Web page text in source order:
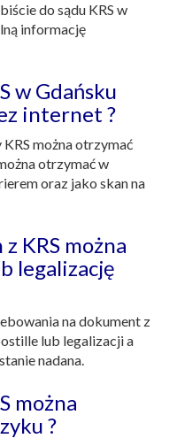
do sądu KRS w
informację
w Gdańsku
internet ?
można otrzymać
otrzymać w
oraz jako skan na
KRS można
legalizację
na dokument z
lub legalizacji a
nadana.
można
?